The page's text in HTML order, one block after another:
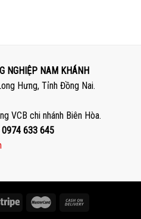
NGHIỆP NAM KHÁNH
Hưng, Tỉnh Đồng Nai.
VCB chi nhánh Biên Hòa.
633 645